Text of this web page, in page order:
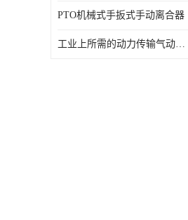
PTO机械式手扳式手动离合器
工业上所需的动力传输气动离合器WCB424